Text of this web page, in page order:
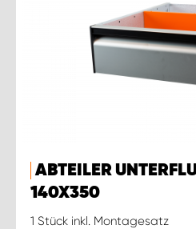
ABTEILER
140X350
1 Stück inkl. Montagesatz